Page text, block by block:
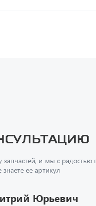
и мы с
ее артикул
Юрьевич